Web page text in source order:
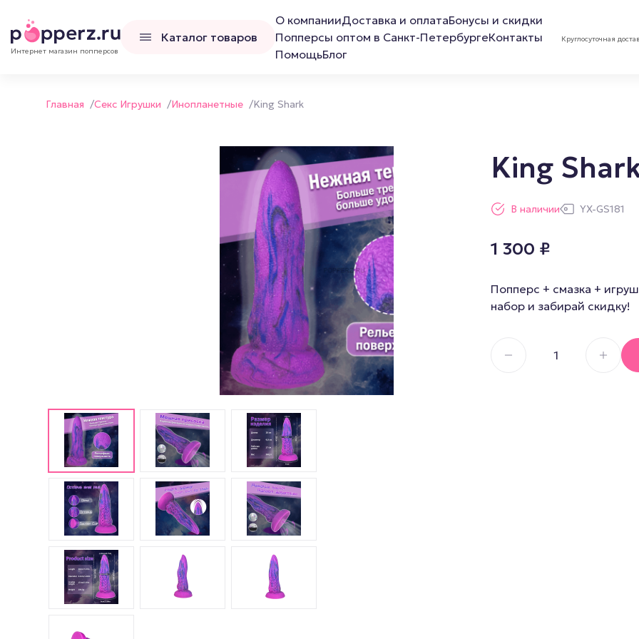
Интернет магазин попперсов
Каталог товаров
О компанииДоставка и оплатаБонусы и скидки
Попперсы оптом в Санкт-ПетербургеКонтакты
ПомощьБлог
Круглосуточная
Попперсы Rush (Раш)
Попперсы для мужчин
Попперсы для женщин
Попперсы для фистинга
Наборы попперсов
Расслабляющая смазка
Смазка для фистинга
Силиконовая смазка
Дилдо
Главная /Секс Игрушки /Инопланетные /King Shark
King
В наличии YX-GS181
1 300 ₽
Попперс + смазка +
набор и забирай скидку!